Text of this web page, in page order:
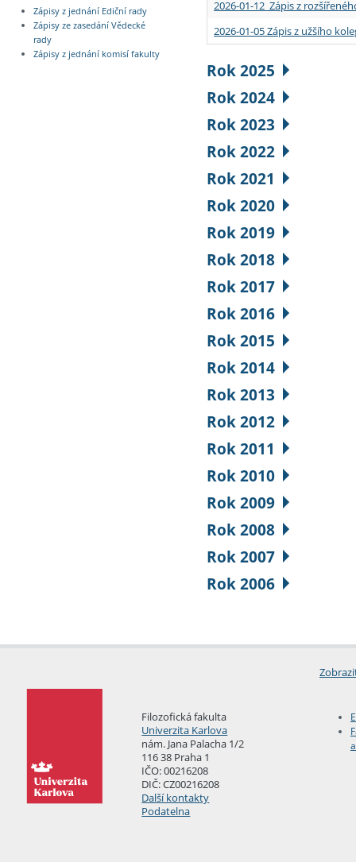
Zápisy z jednání Ediční rady
Zápisy ze zasedání Vědecké
rady
Zápisy z jednání komisí fakulty
2026-01-12 Zápis z
2026-01-05 Zápis z užšího
Rok 2025
Rok 2024
Rok 2023
Rok 2022
Rok 2021
Rok 2020
Rok 2019
Rok 2018
Rok 2017
Rok 2016
Rok 2015
Rok 2014
Rok 2013
Rok 2012
Rok 2011
Rok 2010
Rok 2009
Rok 2008
Rok 2007
Rok 2006
Filozofická fakulta
Univerzita Karlova
nám. Jana Palacha 1/2
116 38 Praha 1
IČO: 00216208
DIČ: CZ00216208
Další kontakty
Podatelna